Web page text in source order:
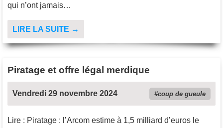
qui n’ont jamais…
LIRE LA SUITE →
Piratage et offre légal merdique
Vendredi 29 novembre 2024 coup de gueule
Lire : Piratage : l’Arcom estime à 1,5 milliard d’euros le